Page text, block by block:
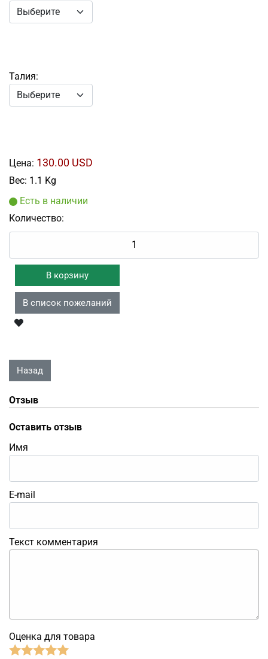
Талия:
Цена: 130.00 USD
Вес: 1.1 Kg
Есть в наличии
Количество:
Отзыв
Оставить отзыв
Имя
E-mail
Текст комментария
Оценка для товара